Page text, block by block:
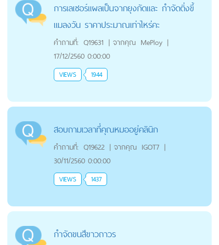
การเลเซอร์แผลเป็นจากยุงกัดและ กำจัดติ่งขี้
แมลงวัน ราคาประมาณเท่าไหร่คะ
คำถามที่: Q19631 | จากคุณ MePloy |
17/12/2560 0:00:00
VIEWS 1944
สอบถามเวลาที่คุณหมออยู่คลินิก
คำถามที่: Q19622 | จากคุณ IGOT7 |
30/11/2560 0:00:00
VIEWS 1437
กำจัดขนสีขาวถาวร